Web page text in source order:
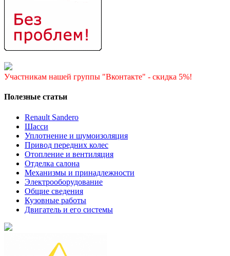
Участникам нашей группы "Вконтакте" - скидка 5%!
Полезные статьи
Renault Sandero
Шасси
Уплотнение и шумоизоляция
Привод передних колес
Отопление и вентиляция
Отделка салона
Механизмы и принадлежности
Электрооборудование
Общие сведения
Кузовные работы
Двигатель и его системы